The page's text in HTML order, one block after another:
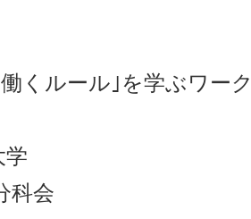
くルール｣を学ぶワー
学
科会